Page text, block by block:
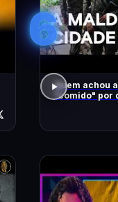
6
Quem achou
"comido" por dentro |